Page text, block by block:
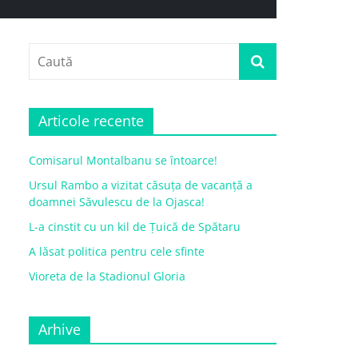
Articole recente
Comisarul Montalbanu se întoarce!
Ursul Rambo a vizitat căsuța de vacanță a
doamnei Săvulescu de la Ojasca!
L-a cinstit cu un kil de Țuică de Spătaru
A lăsat politica pentru cele sfinte
Vioreta de la Stadionul Gloria
Arhive